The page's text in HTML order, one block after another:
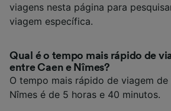
viagens nesta página para
viagem específica.
Qual é o tempo mais rápido de
entre Caen e Nîmes?
O tempo mais rápido de viagem
Nîmes é de 5 horas e 40 minutos.